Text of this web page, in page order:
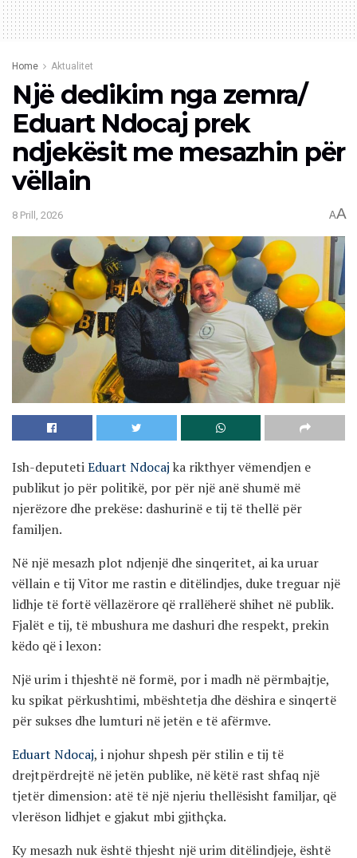
Home Aktualitet
Një dedikim nga zemra/
Eduart Ndocaj prek
ndjekësit me mesazhin për
vëllain
8 Prill, 2026 AA
Ish-deputetiEduart Ndocaj ka rikthyer vëmendjen e
publikut jo për politikë, por për një anë shumë më
njerëzore dhe prekëse: dashurinë e tij të thellë për
familjen.
Në një mesazh plot ndjenjë dhe sinqeritet, ai ka uruar
vëllain e tij Vitor me rastin e ditëlindjes, duke treguar një
lidhje të fortë vëllazërore që rrallëherë shihet në publik.
Fjalët e tij, të mbushura me dashuri dhe respekt, prekin
këdo që i lexon:
Një urim i thjeshtë në formë, por i madh në përmbajtje,
ku spikat përkushtimi, mbështetja dhe dëshira e sinqertë
për sukses dhe lumturi në jetën e të afërmve.
Eduart Ndocaj, i njohur shpesh për stilin e tij të
drejtpërdrejtë në jetën publike, në këtë rast shfaq një
tjetër dimension: atë të një njeriu thellësisht familjar, që
vlerëson lidhjet e gjakut mbi gjithçka.
Ky mesazh nuk është thjesht një urim ditëlindjeje, është